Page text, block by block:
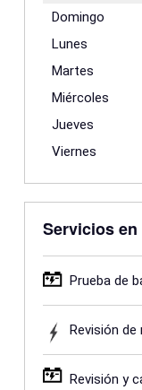
Domingo
Lunes
Martes
Miércoles
Jueves
Viernes
Servicios
Prueba de
Revisión
Revisión y